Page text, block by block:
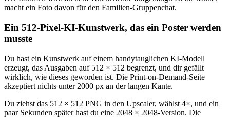
macht ein Foto davon für den Familien-Gruppenchat.
Ein 512-Pixel-KI-Kunstwerk, das ein Poster werden
musste
Du hast ein Kunstwerk auf einem handytauglichen KI-Modell
erzeugt, das Ausgaben auf 512 × 512 begrenzt, und dir gefällt
wirklich, wie dieses geworden ist. Die Print-on-Demand-Seite
akzeptiert nichts unter 2000 px an der langen Kante.
Du ziehst das 512 × 512 PNG in den Upscaler, wählst 4×, und ein
paar Sekunden später hast du eine 2048 × 2048-Version. Die